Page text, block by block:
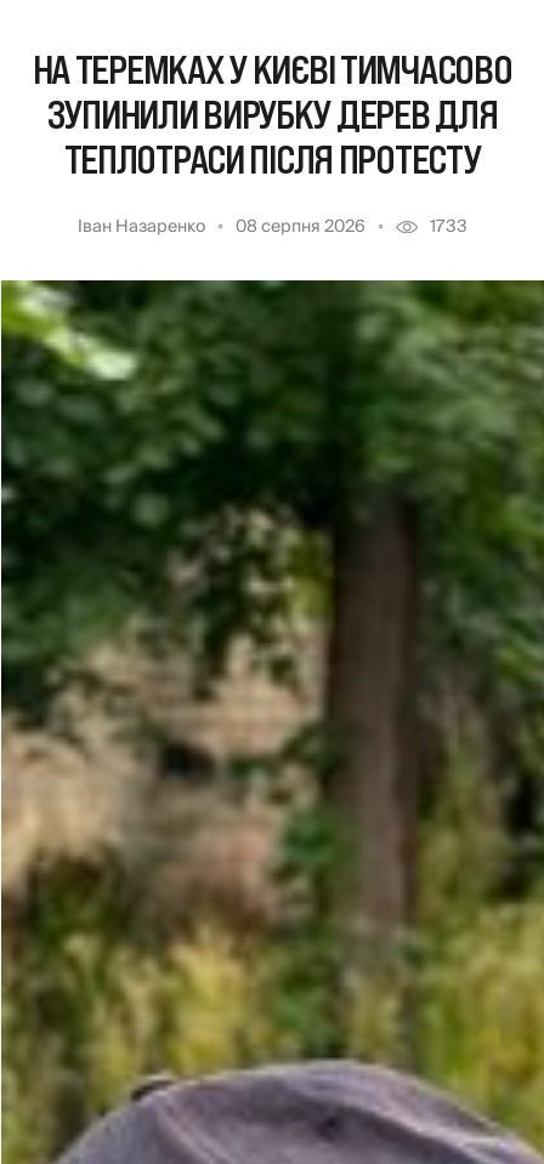
НА ТЕРЕМКАХ У КИЄВІ ТИМЧАСОВО
ЗУПИНИЛИ ВИРУБКУ ДЕРЕВ ДЛЯ
ТЕПЛОТРАСИ ПІСЛЯ ПРОТЕСТУ
Іван Назаренко 08 серпня 2026 1733